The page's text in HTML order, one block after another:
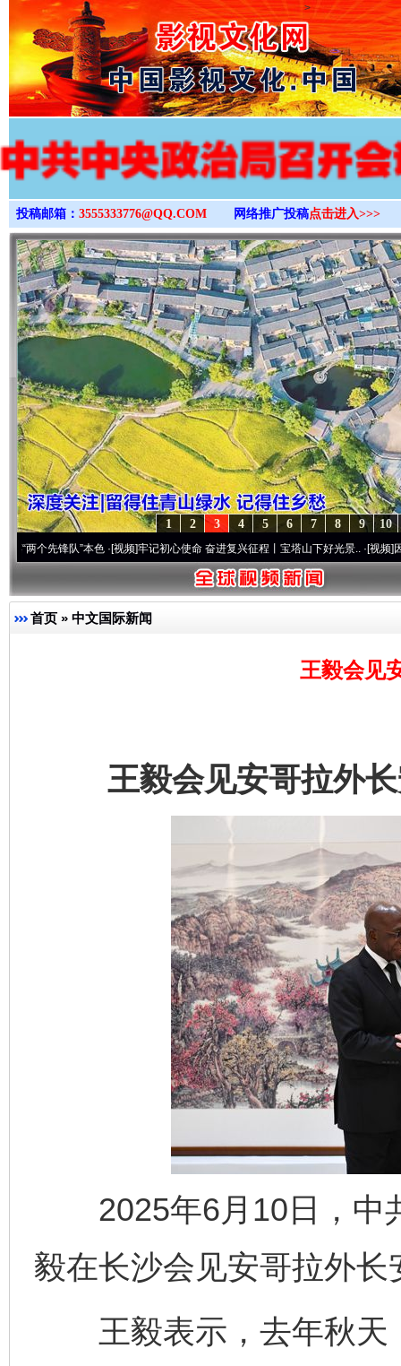
>
投稿邮箱： 3555333776@QQ.COM 网络推广投稿点击进入>>>
10
9
8
7
6
5
4
3
2
1
锋队”本色·[视频]牢记初心使命 奋进复兴征程丨宝塔山下好光景..·[视频]因党而生
首页 » 中文国际新闻
王毅会见
王毅会见安哥拉外长
2025年6月10日，中
毅在长沙会见安哥拉外长
王毅表示，去年秋天